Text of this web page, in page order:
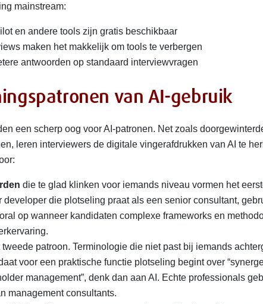
mainstream:
en andere tools zijn gratis beschikbaar
maken het makkelijk om tools te verbergen
antwoorden op standaard interviewvragen
van AI-gebruik
een scherp oog voor AI-patronen. Net zoals
leren interviewers de digitale vingerafdrukken van AI te
die te glad klinken voor iemands niveau vormen het
die plotseling praat als een senior consultant,
op wanneer kandidaten complexe frameworks en
tweede patroon. Terminologie die niet past bij iemands
voor een praktische functie plotseling begint over
management”, denk dan aan AI. Echte professionals
management consultants.